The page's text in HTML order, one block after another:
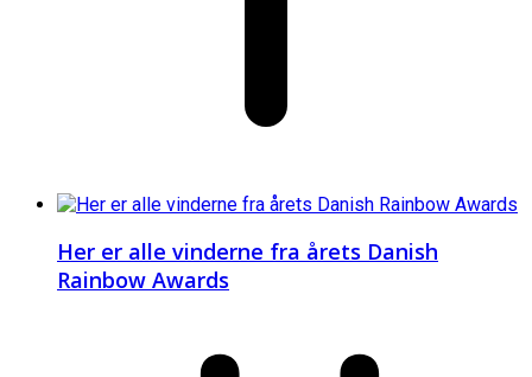
Her er alle vinderne fra årets Danish
Rainbow Awards